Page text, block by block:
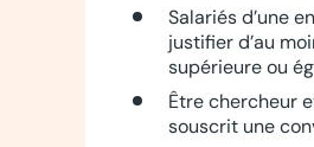
Salariés d’une
justifier d’au
supérieure ou
Être chercheur
souscrit une